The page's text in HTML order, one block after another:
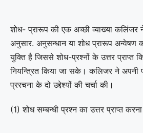
शोध- प्रारूप की एक अच्छी व्याख्या
अनुसार. अनुसन्धान या शोध प्रारूप अन्वेषण
युक्ति है जिससे शोध-प्रश्नों के उत्तर प्राप्त
नियन्त्रित किया जा सके। कलिजर ने अपनी
प्ररचना के दो उद्देश्यों की चर्चा की।
(1) शोध सम्बन्धी प्रश्न का उत्तर प्राप्त करना